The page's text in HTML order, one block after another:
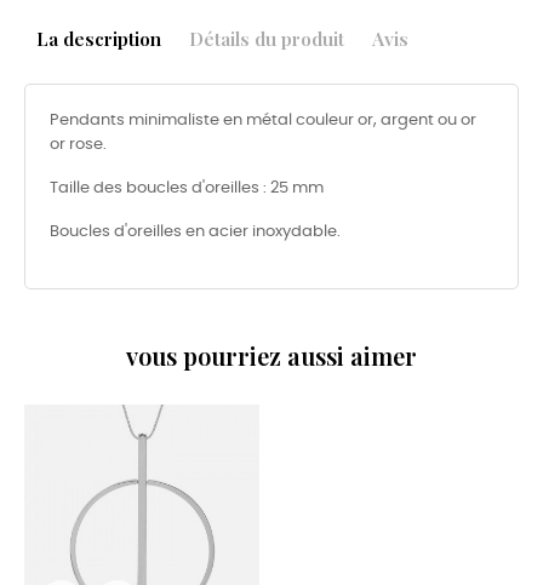
La description Détails du produit Avis
Pendants minimaliste en métal couleur or, argent ou or
or rose.
Taille des boucles d'oreilles : 25 mm
Boucles d'oreilles en acier inoxydable.
vous pourriez aussi aimer